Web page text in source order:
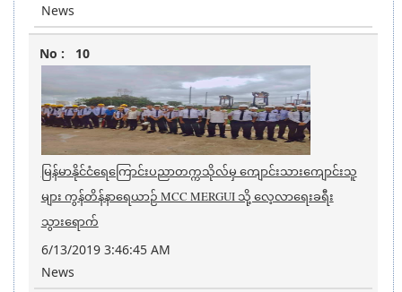
News
10
မြန်မာနိုင်ငံရေကြောင်းပညာတက္ကသိုလ်မှ ကျောင်းသားကျောင်းသူ
များ ကွန်တိန်နာရေယာဉ် MCC MERGUI သို့ လေ့လာရေးခရီး
သွားရောက်
6/13/2019 3:46:45 AM
News